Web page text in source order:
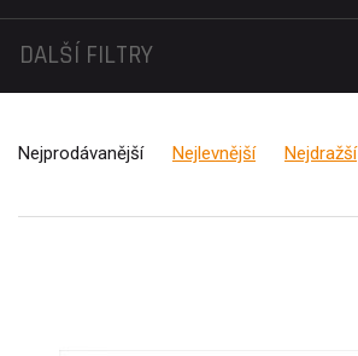
DALŠÍ FILTRY
Nejprodávanější Nejlevnější
Nejdražší